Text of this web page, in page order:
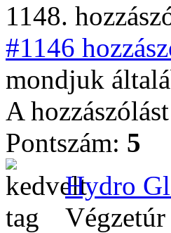
1148.
#1146
mondjuk
A hozzászólást
Pontszám: 5
Hydro
Végzetúr